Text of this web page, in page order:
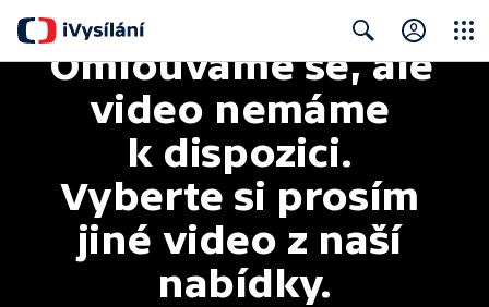
Search
Omlouváme se, ale
video nemáme
k dispozici.
Vyberte si prosím
jiné video z naší
nabídky.